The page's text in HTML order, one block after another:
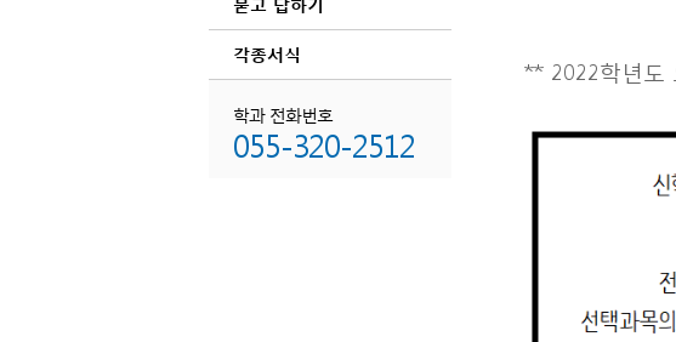
각종서식
학과 전화번호
055-320-2512
** 2022학년도